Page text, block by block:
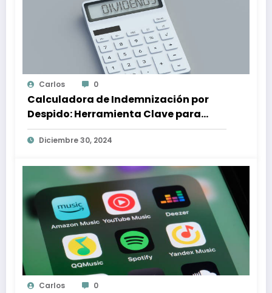
Carlos 0
Calculadora de Indemnización por
Despido: Herramienta Clave para
Proteger tus Derechos Laborales
Diciembre 30, 2024
Carlos 0